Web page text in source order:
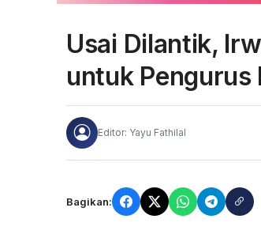
Usai Dilantik,
untuk Pengurus
Editor: Yayu Fathilal
Bagikan: